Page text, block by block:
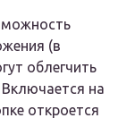
(в
облегчить
на
откроется